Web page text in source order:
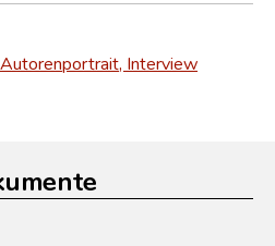
Interview